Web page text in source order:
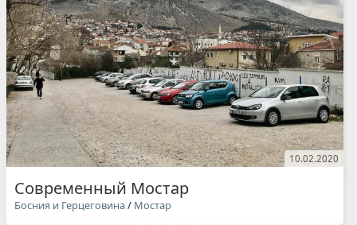
10.02.2020
Современный Мостар
Босния и Герцеговина/ Мостар